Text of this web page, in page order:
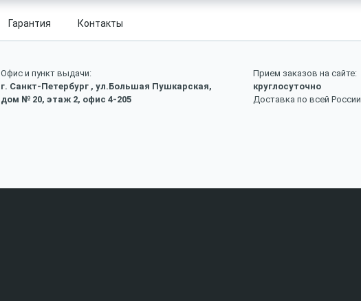
Гарантия Контакты
Офис и пункт выдачи:
г. Санкт-Петербург , ул.Большая Пушкарская,
дом № 20, этаж 2, офис 4-205
Прием заказов на сайте:
круглосуточно
Доставка по всей России